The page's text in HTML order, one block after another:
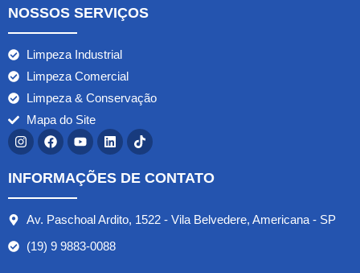
NOSSOS SERVIÇOS
Limpeza Industrial
Limpeza Comercial
Limpeza & Conservação
Mapa do Site
INFORMAÇÕES DE CONTATO
Av. Paschoal Ardito, 1522 - Vila Belvedere, Americana - SP
(19) 9 9883-0088